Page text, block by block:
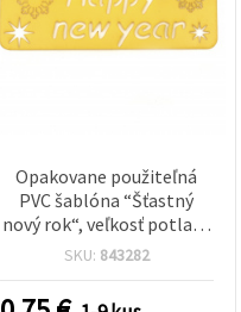
Opakovane použiteľná
PVC šablóna “Šťastný
nový rok“, veľkosť potlače
14 × 4,5 cm
SKU: 843282